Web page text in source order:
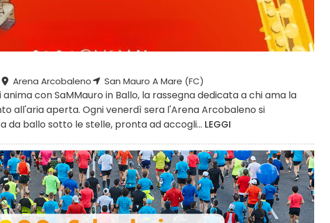
Arena Arcobaleno San Mauro A Mare (FC)
anima con SaMMauro in Ballo, la rassegna dedicata a chi ama la
all'aria aperta. Ogni venerdì sera l'Arena Arcobaleno si
da ballo sotto le stelle, pronta ad accogli... LEGGI